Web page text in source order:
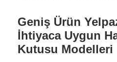
Geniş Ürün
İhtiyaca Uygun
Kutusu Modelleri